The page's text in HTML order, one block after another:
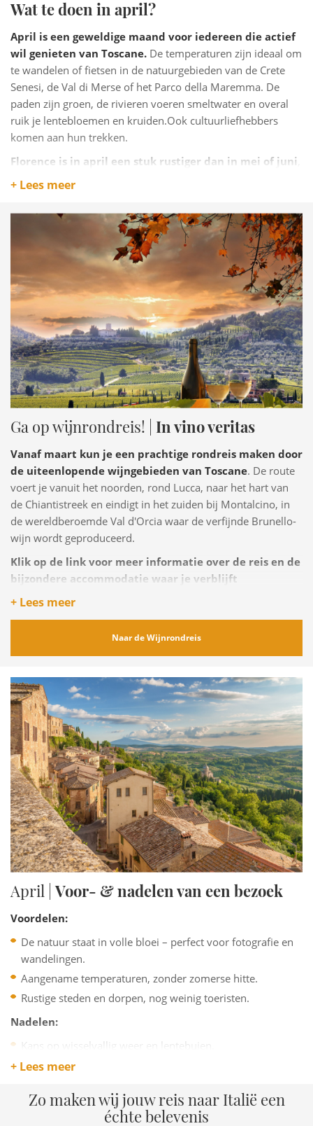
Wat te doen in april?
April is een geweldige maand voor iedereen die actief
wil genieten van Toscane. De temperaturen zijn ideaal om
te wandelen of fietsen in de natuurgebieden van de Crete
Senesi, de Val di Merse of het Parco della Maremma. De
paden zijn groen, de rivieren voeren smeltwater en overal
ruik je lentebloemen en kruiden.Ook cultuurliefhebbers
komen aan hun trekken.
Florence is in april een stuk rustiger dan in mei of juni
en dat geldt ook voor Siena, Pisa en Lucca. Je kunt musea
architectuur en kunst.April is ook de maand van Pasen
(variabel) – een belangrijk feest in Italië.
In heel Toscane vinden processies, paasmarkten en
traditionele maaltijden plaats. In dorpen als San Quirico
d’Orcia of Montepulciano zie je eeuwenoude rituelen die het
agrarische verleden weerspiegelen.
Tot slot: de thermale baden van Bagno Vignoni,
Saturnia of Rapolano zijn heerlijk in april – warm
genoeg om buiten te baden, koel genoeg om van het
contrast te genieten.
+ Lees meer
Ga op wijnrondreis! | In vino veritas
Vanaf maart kun je een prachtige rondreis maken door
de uiteenlopende wijngebieden van Toscane. De route
voert je vanuit het noorden, rond Lucca, naar het hart van
de Chiantistreek en eindigt in het zuiden bij Montalcino, in
de wereldberoemde Val d'Orcia waar de verfijnde Brunello-
wijn wordt geproduceerd.
Klik op de link voor meer informatie over de reis en de
bijzondere accommodatie waar je verblijft
+ Lees meer
Naar de Wijnrondreis
April |Voor- & nadelen van een bezoek
Voordelen:
De natuur staat in volle bloei – perfect voor fotografie en
wandelingen.
Aangename temperaturen, zonder zomerse hitte.
Rustige steden en dorpen, nog weinig toeristen.
Nadelen:
Kans op wisselvallig weer en lentebuien.
Sommige agriturismo’s zijn nog niet volledig operationeel.
+ Lees meer
Zo maken wij jouw reis naar Italië een
échte belevenis